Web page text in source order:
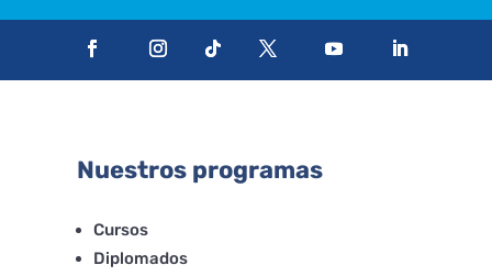
Nuestros programas
Cursos
Diplomados